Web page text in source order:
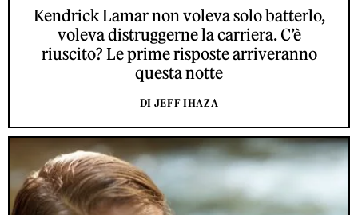
Kendrick Lamar non voleva solo batterlo,
voleva distruggerne la carriera. C’è
riuscito? Le prime risposte arriveranno
questa notte
DI JEFF IHAZA